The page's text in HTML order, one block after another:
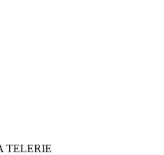
TELERIE